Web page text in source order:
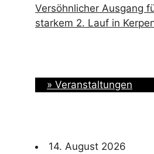
Versöhnlicher Ausgang
starkem 2. Lauf in
» Veranstaltungen
14. August 2026